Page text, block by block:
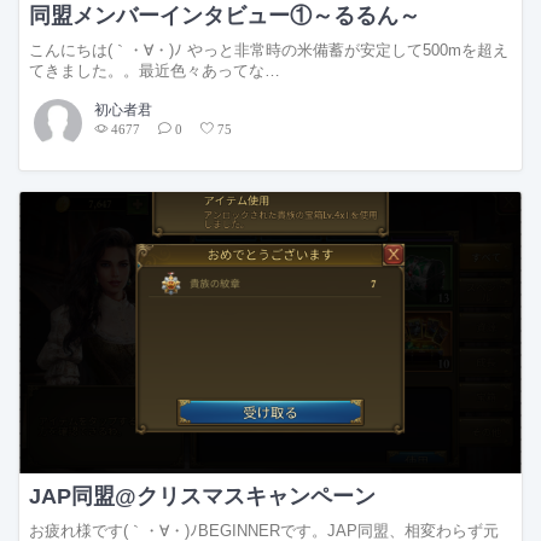
同盟メンバーインタビュー①～るるん～
こんにちは(｀・∀・)ﾉ やっと非常時の米備蓄が安定して500mを超え
てきました。。最近色々あってな…
初心者君
4677 0 75
JAP同盟@クリスマスキャンペーン
お疲れ様です(｀・∀・)ﾉBEGINNERです。JAP同盟、相変わらず元